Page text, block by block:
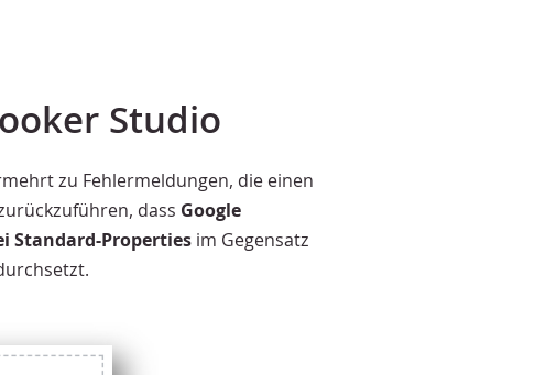
Studio
zu Fehlermeldungen, die einen
dass Google
Standard-Properties im Gegensatz